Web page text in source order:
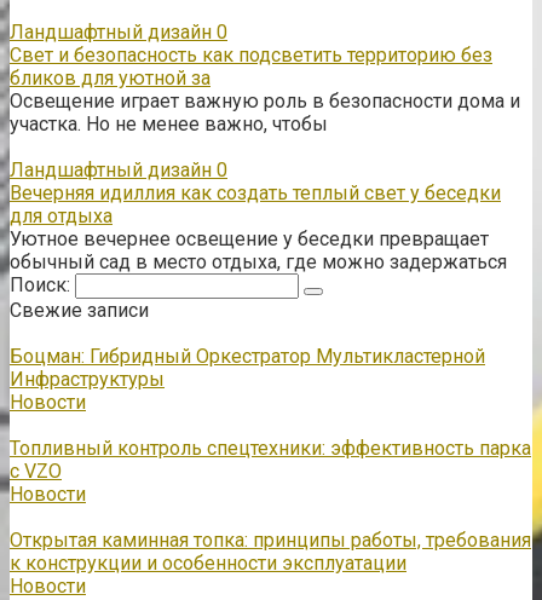
Ландшафтный дизайн 0
Свет и безопасность как подсветить территорию без
бликов для уютной за
Освещение играет важную роль в безопасности дома и
участка. Но не менее важно, чтобы
Ландшафтный дизайн 0
Вечерняя идиллия как создать теплый свет у беседки
для отдыха
Уютное вечернее освещение у беседки превращает
обычный сад в место отдыха, где можно задержаться
Поиск:
Свежие записи
Боцман: Гибридный Оркестратор Мультикластерной
Инфраструктуры
Новости
Топливный контроль спецтехники: эффективность парка
с VZO
Новости
Открытая каминная топка: принципы работы, требования
к конструкции и особенности эксплуатации
Новости